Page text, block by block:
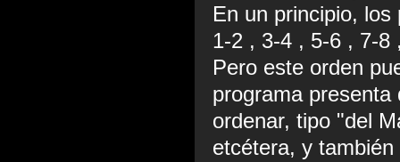
En un principio,
1-2 , 3-4 , 5-6 , 7-8
Pero este orden
programa
ordenar, tipo "del
etcétera, y